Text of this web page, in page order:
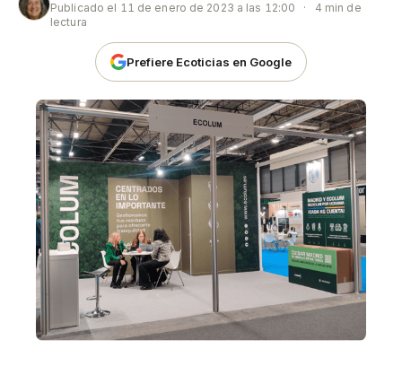
Publicado el 11 de enero de 2023 a las 12:00 ·
4 min de
lectura
Prefiere Ecoticias en Google